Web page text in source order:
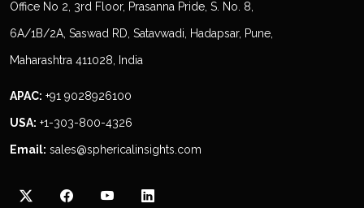
Office No 2, 3rd Floor, Prasanna Pride, S. No. 8,
6A/1B/2A, Saswad RD, Satavwadi, Hadapsar, Pune,
Maharashtra 411028, India
APAC: +91 9028926100
USA: +1-303-800-4326
Email: sales@sphericalinsights.com